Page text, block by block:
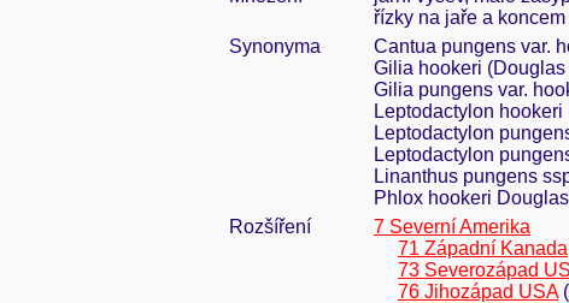
řízky na jaře a koncem
Synonyma
Cantua pungens var.
Gilia hookeri
Gilia pungens var.
Leptodactylon
Leptodactylon
Leptodactylon
Linanthus pungens
Phlox hookeri
Rozšíření
7 Severní Amerika
71 Západní Kanada
73 Severozápad
76 Jihozápad USA(